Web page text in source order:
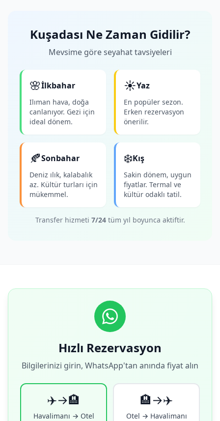
Kuşadası Ne Zaman Gidilir?
Mevsime göre seyahat tavsiyeleri
🌸İlkbahar
Ilıman hava, doğa
canlanıyor. Gezi için
ideal dönem.
☀️Yaz
En popüler sezon.
Erken rezervasyon
önerilir.
🍂Sonbahar
Deniz ılık, kalabalık
az. Kültür turları için
mükemmel.
❄️Kış
Sakin dönem, uygun
fiyatlar. Termal ve
kültür odaklı tatil.
Transfer hizmeti 7/24tüm yıl boyunca aktiftir.
Hızlı Rezervasyon
Bilgilerinizi girin, WhatsApp'tan anında fiyat alın
✈️→🏨
Havalimanı → Otel
🏨→✈️
Otel → Havalimanı